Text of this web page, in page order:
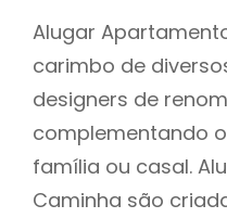
Alugar
carimbo de
designers de
complementando
família ou casal.
Caminha são